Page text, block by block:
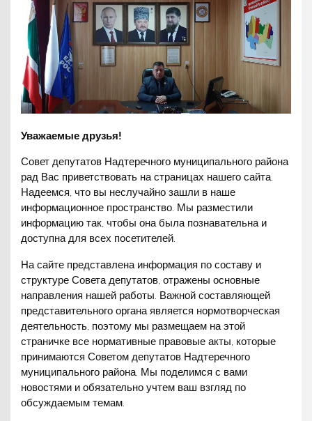
Уважаемые друзья!
Совет депутатов Надтеречного муниципального района
рад Вас приветствовать на страницах нашего сайта.
Надеемся, что вы неслучайно зашли в наше
информационное пространство. Мы разместили
информацию так, чтобы она была познавательна и
доступна для всех посетителей.
На сайте представлена информация по составу и
структуре Совета депутатов, отражены основные
направления нашей работы. Важной составляющей
представительного органа является нормотворческая
деятельность, поэтому мы размещаем на этой
страничке все нормативные правовые акты, которые
принимаются Советом депутатов Надтеречного
муниципального района. Мы поделимся с вами
новостями и обязательно учтем ваш взгляд по
обсуждаемым темам.